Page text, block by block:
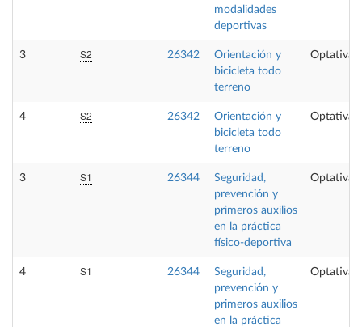
modalidades
deportivas
3 S2 26342
Orientación y
bicicleta todo
terreno
Optativa
4 S2 26342
Orientación y
bicicleta todo
terreno
Optativa
3 S1 26344
Seguridad,
prevención y
primeros auxilios
en la práctica
físico-deportiva
Optativa
4 S1 26344
Seguridad,
prevención y
primeros auxilios
en la práctica
Optativa